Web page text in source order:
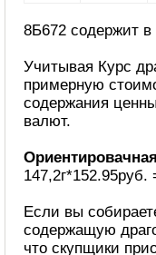
8Б672 содержит в
Учитывая Курс
примерную
содержания
валют.
147,2г*152.95руб.
Если вы
содержащую
что скупщики